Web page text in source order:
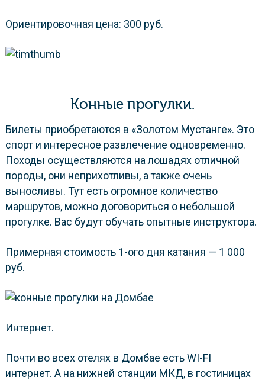
Ориентировочная цена: 300 руб.
Конные прогулки.
Билеты приобретаются в «Золотом Мустанге». Это
спорт и интересное развлечение одновременно.
Походы осуществляются на лошадях отличной
породы, они неприхотливы, а также очень
выносливы. Тут есть огромное количество
маршрутов, можно договориться о небольшой
прогулке. Вас будут обучать опытные инструктора.
Примерная стоимость 1-ого дня катания — 1 000
руб.
Интернет.
Почти во всех отелях в Домбае есть WI-FI
интернет. А на нижней станции МКД, в гостиницах